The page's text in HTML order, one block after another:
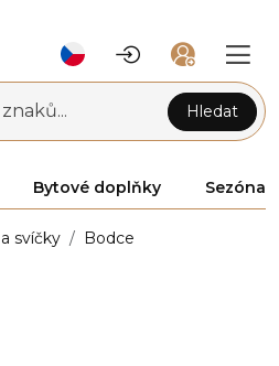
Hledat
Bytové doplňky Sezóna
svíčky Bodce